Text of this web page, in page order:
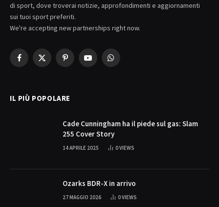
di sport, dove troverai notizie, approfondimenti e aggiornamenti
sui tuoi sport preferiti.
We're accepting new partnerships right now.
Facebook
X
PinterestYouTubeWhatsApp
IL PIÙ POPOLARE
Cade Cunningham ha il piede sul gas: Slam
255 Cover Story
14 APRILE 2025 0VIEWS
Ozarks BDR-X in arrivo
27 MAGGIO 2026 0VIEWS